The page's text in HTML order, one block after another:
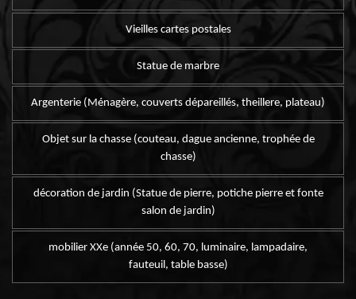
Vieilles cartes postales
Statue de marbre
Argenterie (Ménagère, couverts dépareillés, theillere, plateau)
Objet sur la chasse (couteau, dague ancienne, trophée de
chasse)
décoration de jardin (Statue de pierre, potiche pierre et fonte
salon de jardin)
mobilier XXe (année 50, 60, 70, luminaire, lampadaire,
fauteuil, table basse)